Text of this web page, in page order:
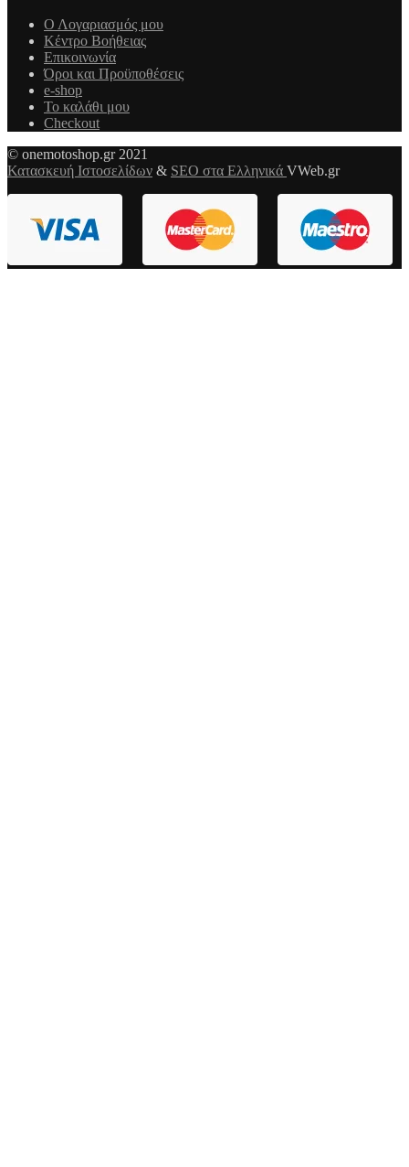
Ο Λογαριασμός μου
Κέντρο Βοήθειας
Επικοινωνία
Όροι και Προϋποθέσεις
e-shop
Το καλάθι μου
Checkout
© onemotoshop.gr 2021
Κατασκευή Ιστοσελίδων & SEO στα Ελληνικά VWeb.gr